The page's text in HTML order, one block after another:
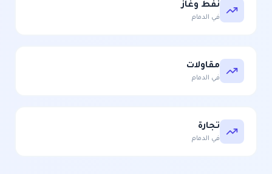
نفط وغاز
في الدمام
مقاولات
في الدمام
تجارة
في الدمام